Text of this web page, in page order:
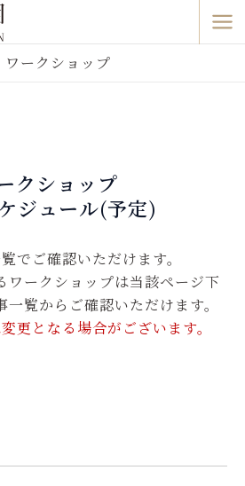
ワークショップ
クショップ
ジュール(予定)
でご確認いただけます。
ワークショップは当該ページ下
覧からご確認いただけます。
更となる場合がございます。